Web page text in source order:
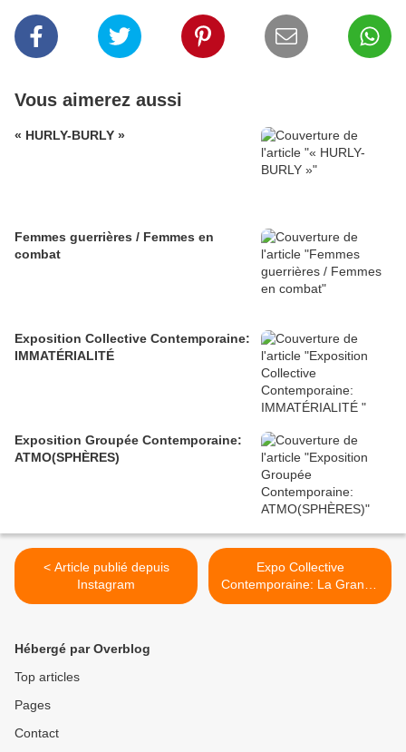
Vous aimerez aussi
« HURLY-BURLY »
Femmes guerrières / Femmes en
combat
Exposition Collective Contemporaine:
IMMATÉRIALITÉ
Exposition Groupée Contemporaine:
ATMO(SPHÈRES)
< Article publié depuis
Instagram
Expo Collective
Contemporaine: La Grande
Galerie du Foot >
Hébergé par Overblog
Top articles
Pages
Contact